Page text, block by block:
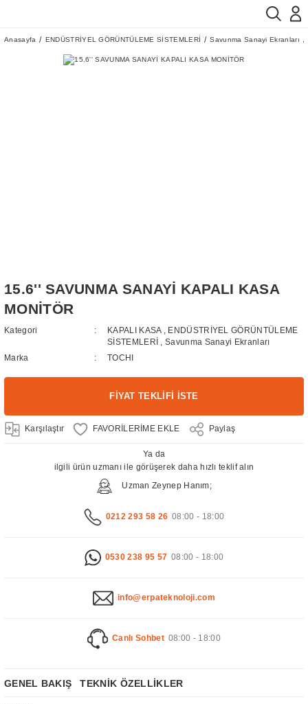
Anasayfa ENDÜSTRİYEL GÖRÜNTÜLEME SİSTEMLERİ Savunma Sanayi Ekranları
15.6'' SAVUNMA SANAYİ KAPALI KASA
MONİTÖR
Kategori KAPALI KASA
ENDÜSTRİYEL GÖRÜNTÜLEME
SİSTEMLERİ
,Savunma Sanayi Ekranları
Marka
TOCHI
FİYAT TEKLİFİ İSTE
Karşılaştır Paylaş
Ya da
ilgili ürün uzmanı ile görüşerek daha hızlı teklif alın
Uzman Zeynep Hanım;
0212 293 58 26 08:00 - 18:00
0530 238 95 57 08:00 - 18:00
info@erpateknoloji.com
Canlı Sohbet 08:00 - 18:00
GENEL BAKIŞ TEKNİK ÖZELLİKLER